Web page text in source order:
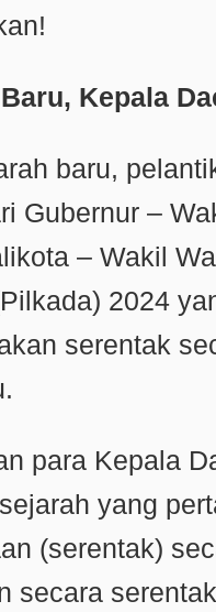
Kepala
baru,
Gubernur –
– Wakil
2024
serentak
para Kepala
yang
(serentak)
secara